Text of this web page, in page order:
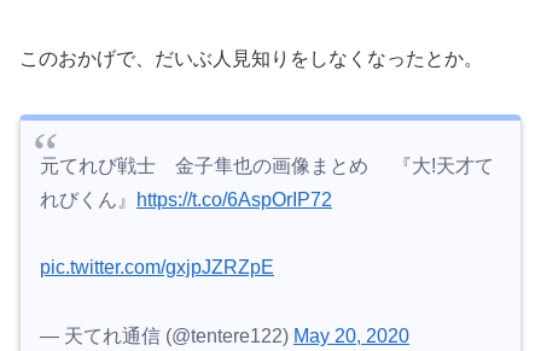
このおかげで、だいぶ人見知りをしなくなったとか。
元てれび戦士 金子隼也の画像まとめ 『大!天才て
れびくん』
https://t.co/6AspOrIP72
pic.twitter.com/gxjpJZRZpE
— 天てれ通信 (@tentere122) May 20, 2020